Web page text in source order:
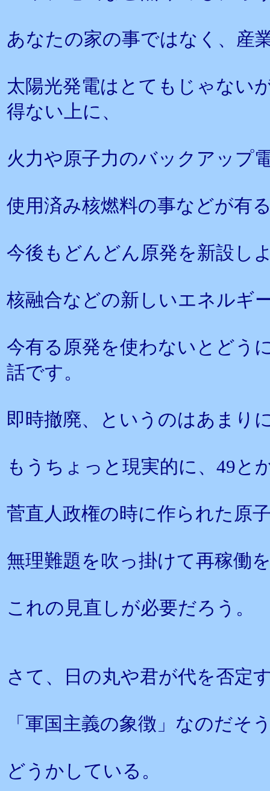
あなたの家の事ではなく、産
太陽光発電はとてもじゃない
得ない上に、
火力や原子力のバックアップ
使用済み核燃料の事などが有
今後もどんどん原発を新設し
核融合などの新しいエネルギ
今有る原発を使わないとどう
話です。
即時撤廃、というのはあまり
もうちょっと現実的に、49と
菅直人政権の時に作られた原
無理難題を吹っ掛けて再稼働
これの見直しが必要だろう。
さて、日の丸や君が代を否定
「軍国主義の象徴」なのだそ
どうかしている。